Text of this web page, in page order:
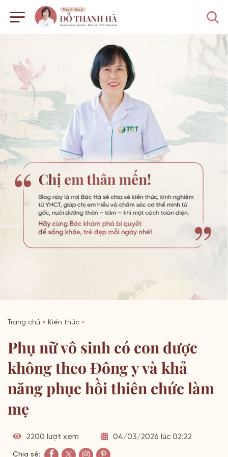
Trang chủ » Kiến thức »
Phụ nữ vô sinh có con được
không theo Đông y và khả
năng phục hồi thiên chức làm
mẹ
2200 lượt xem 04/03/2026 lúc 02:22
Chia sẻ: